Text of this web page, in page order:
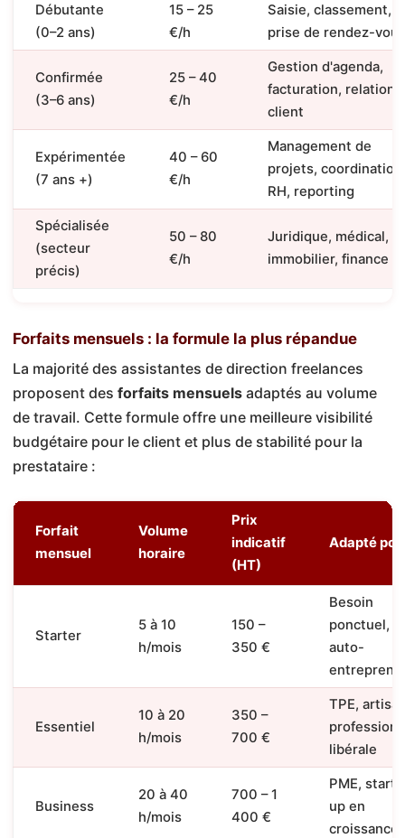
Débutante
(0–2 ans)
15 – 25
€/h
Saisie, classement,
prise de rendez-vous
Confirmée
(3–6 ans)
25 – 40
€/h
Gestion d'agenda,
facturation, relation
client
Expérimentée
(7 ans +)
40 – 60
€/h
Management de
projets, coordination
RH, reporting
Spécialisée
(secteur
précis)
50 – 80
€/h
Juridique, médical,
immobilier, finance
Forfaits mensuels : la formule la plus répandue
La majorité des assistantes de direction freelances
proposent des forfaits mensuels adaptés au volume
de travail. Cette formule offre une meilleure visibilité
budgétaire pour le client et plus de stabilité pour la
prestataire :
Forfait
mensuel
Volume
horaire
Prix
indicatif
(HT)
Adapté
Starter
5 à 10
h/mois
150 –
350 €
Besoin
ponctuel,
auto-
Essentiel
10 à 20
h/mois
350 –
700 €
TPE,
profession
libérale
Business
20 à 40
h/mois
700 – 1
400 €
PME, start-
up en
croissance